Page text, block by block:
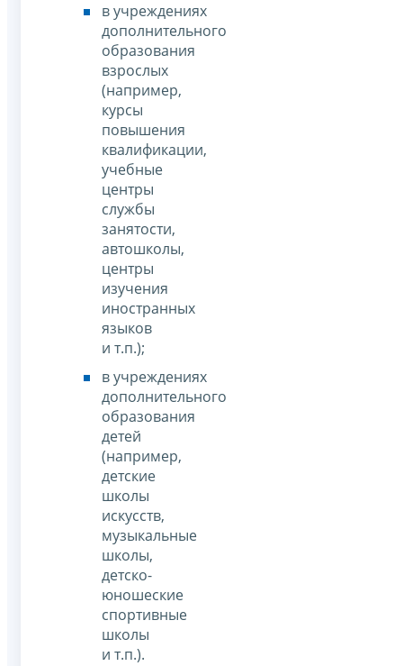
в учреждениях
дополнительного
образования
взрослых
(например,
курсы
повышения
квалификации,
учебные
центры
службы
занятости,
автошколы,
центры
изучения
иностранных
языков
и т.п.);
в учреждениях
дополнительного
образования
детей
(например,
детские
школы
искусств,
музыкальные
школы,
детско-
юношеские
спортивные
школы
и т.п.).